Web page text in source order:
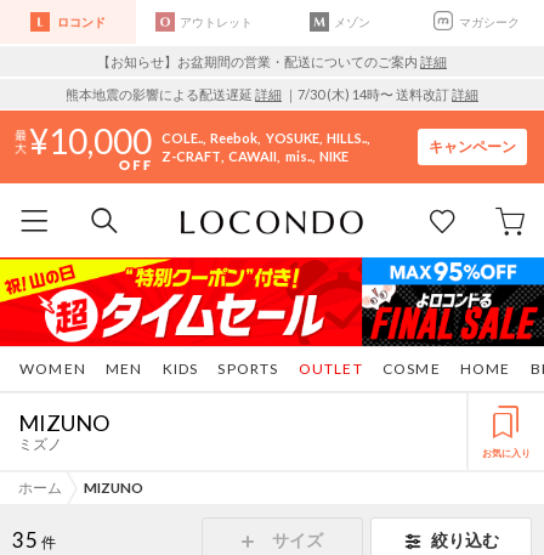
ロコンド アウトレット メゾン マガシーク
【お知らせ】お盆期間の営業・配送についてのご案内 詳細
熊本地震の影響による配送遅延 詳細 ｜7/30 (木) 14時〜 送料改訂詳細
10,000 COLE.. Reebok YOSUKE HILLS..
Z-CRAFT CAWAII mis.. NIKE
キャンペーン
WOMEN MEN KIDS SPORTS COSME HOME
OUTLET
MIZUNO
ミズノ お気に入り
ホーム MIZUNO
35 件 サイズ 絞り込む